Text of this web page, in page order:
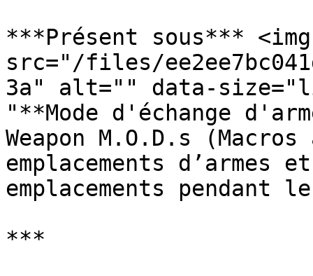
***Présent sous*** <img
src="/files/
3a" alt="" data-
"**Mode d'échange
Weapon M.O.D.s
emplacements
emplacements pendant
***